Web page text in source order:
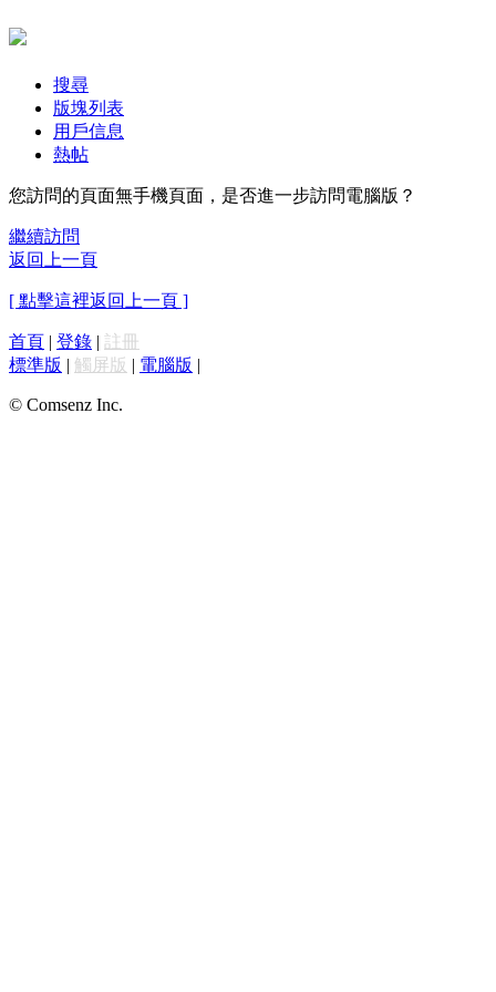
搜尋
版塊列表
用戶信息
熱帖
您訪問的頁面無手機頁面，是否進一步訪問電腦版？
繼續訪問
返回上一頁
[ 點擊這裡返回上一頁 ]
首頁 | 登錄 | 註冊
標準版 | 觸屏版 | 電腦版 |
© Comsenz Inc.